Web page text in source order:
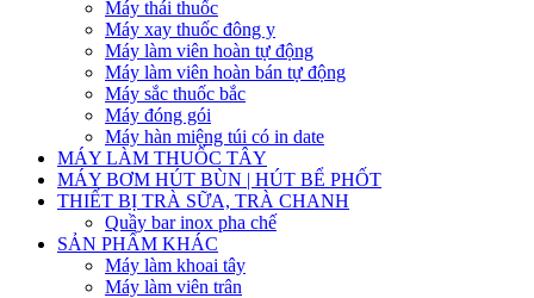
Máy thái thuốc
Máy xay thuốc đông y
Máy làm viên hoàn tự động
Máy làm viên hoàn bán tự động
Máy sắc thuốc bắc
Máy đóng gói
Máy hàn miệng túi có in date
MÁY LÀM THUỐC TÂY
MÁY BƠM HÚT BÙN | HÚT BỂ PHỐT
THIẾT BỊ TRÀ SỮA, TRÀ CHANH
Quầy bar inox pha chế
SẢN PHẨM KHÁC
Máy làm khoai tây
Máy làm viên trân